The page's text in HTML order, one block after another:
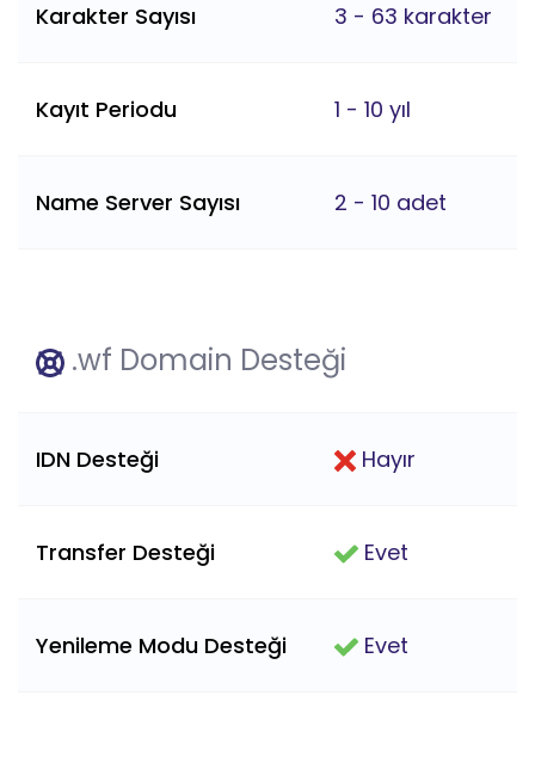
Karakter Sayısı 3 - 63 karakter
Kayıt Periodu 1 - 10 yıl
Name Server Sayısı 2 - 10 adet
.wf Domain Desteği
IDN Desteği Hayır
Transfer Desteği Evet
Yenileme Modu Desteği Evet